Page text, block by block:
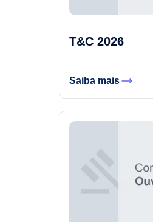
T&C 2026
Saiba mais